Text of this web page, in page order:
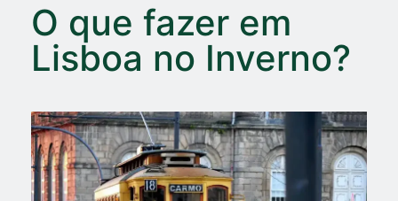
O que fazer em
Lisboa no Inverno?